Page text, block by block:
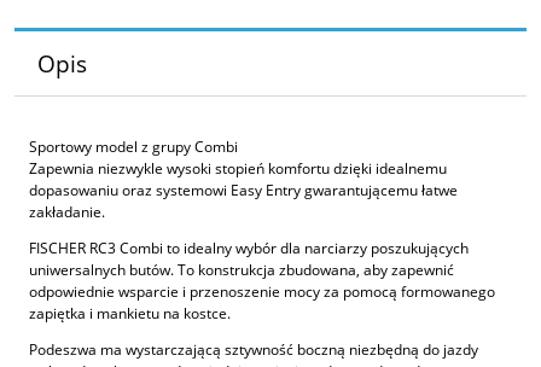
Opis
Sportowy model z grupy Combi
Zapewnia niezwykle wysoki stopień komfortu dzięki idealnemu
dopasowaniu oraz systemowi Easy Entry gwarantującemu łatwe
zakładanie.
FISCHER RC3 Combi to idealny wybór dla narciarzy poszukujących
uniwersalnych butów. To konstrukcja zbudowana, aby zapewnić
odpowiednie wsparcie i przenoszenie mocy za pomocą formowanego
zapiętka i mankietu na kostce.
Podeszwa ma wystarczającą sztywność boczną niezbędną do jazdy